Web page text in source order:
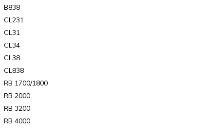
B838
CL231
CL31
CL34
CL38
CL838
RB 1700/1800
RB 2000
RB 3200
RB 4000